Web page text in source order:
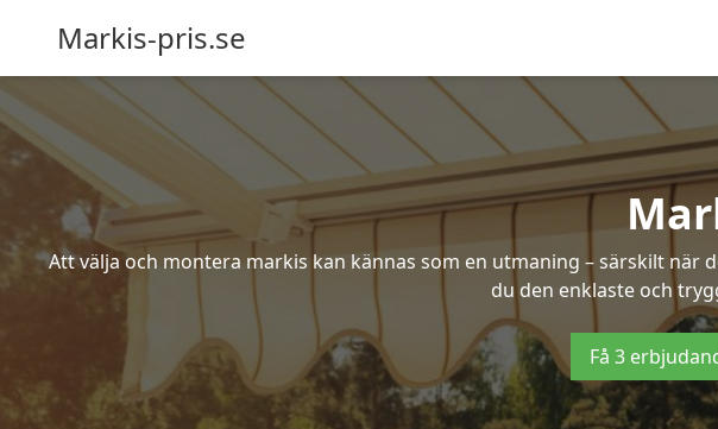
Markis-pris.se
Att välja och montera markis kan kännas som en utmaning – särskilt
du den enklaste och
Få 3